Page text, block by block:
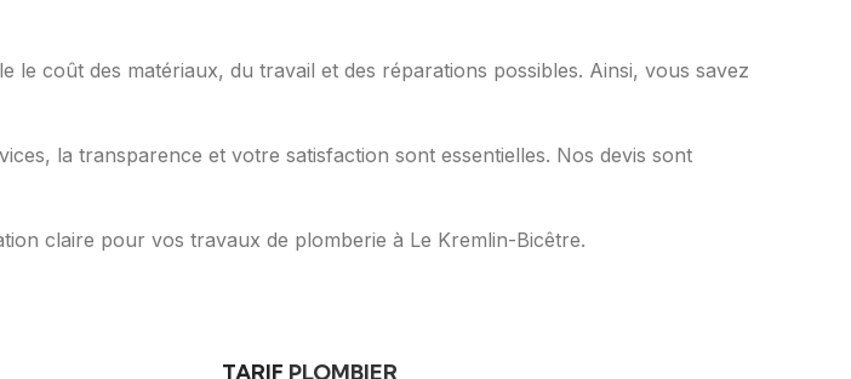
coût des matériaux, du travail et des réparations possibles. Ainsi, vous savez
la transparence et votre satisfaction sont essentielles. Nos devis sont
claire pour vos travaux de plomberie à Le Kremlin-Bicêtre.
TARIF PLOMBIER